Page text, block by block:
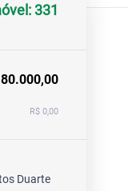
331
R$ 0,00
Duarte